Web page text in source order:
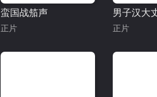
蛮国战笳声
正片
男子汉大
正片